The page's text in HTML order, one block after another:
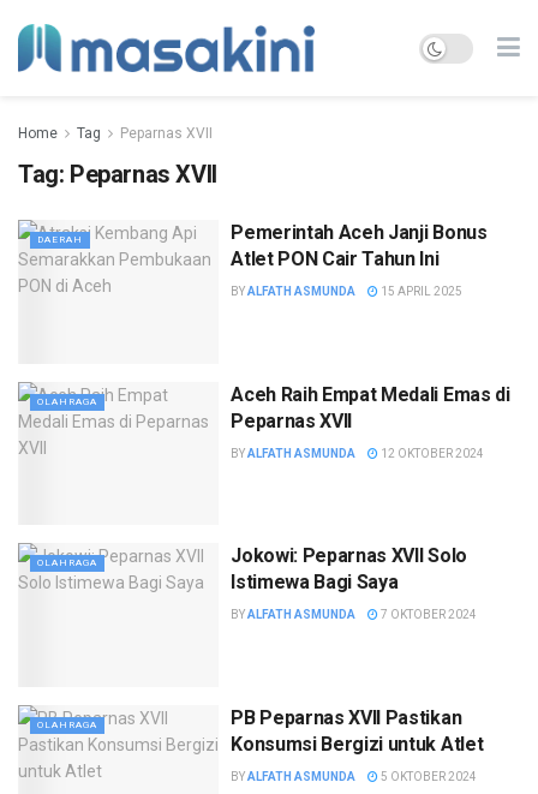
Home Tag Peparnas XVII
Tag: Peparnas XVII
DAERAH
Pemerintah Aceh Janji Bonus
Atlet PON Cair Tahun Ini
BYALFATH ASMUNDA 15 APRIL 2025
OLAHRAGA
Aceh Raih Empat Medali Emas di
Peparnas XVII
BYALFATH ASMUNDA 12 OKTOBER 2024
OLAHRAGA
Jokowi: Peparnas XVII Solo
Istimewa Bagi Saya
BYALFATH ASMUNDA 7 OKTOBER 2024
OLAHRAGA
PB Peparnas XVII Pastikan
Konsumsi Bergizi untuk Atlet
BYALFATH ASMUNDA 5 OKTOBER 2024